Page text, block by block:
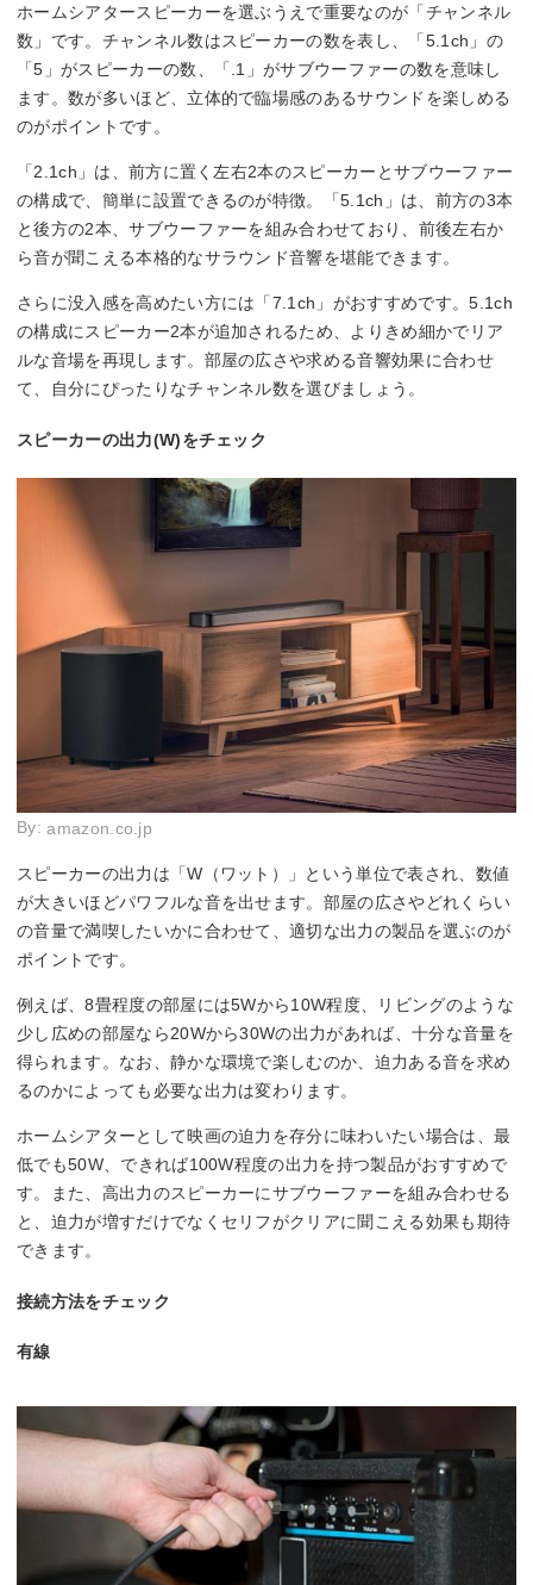
ホームシアタースピーカーを選ぶうえで重要なのが「チャンネル
数」です。チャンネル数はスピーカーの数を表し、「5.1ch」の
「5」がスピーカーの数、「.1」がサブウーファーの数を意味し
ます。数が多いほど、立体的で臨場感のあるサウンドを楽しめる
のがポイントです。
「2.1ch」は、前方に置く左右2本のスピーカーとサブウーファー
の構成で、簡単に設置できるのが特徴。「5.1ch」は、前方の3本
と後方の2本、サブウーファーを組み合わせており、前後左右か
ら音が聞こえる本格的なサラウンド音響を堪能できます。
さらに没入感を高めたい方には「7.1ch」がおすすめです。5.1ch
の構成にスピーカー2本が追加されるため、よりきめ細かでリア
ルな音場を再現します。部屋の広さや求める音響効果に合わせ
て、自分にぴったりなチャンネル数を選びましょう。
スピーカーの出力(W)をチェック
By:amazon.co.jp
スピーカーの出力は「W（ワット）」という単位で表され、数値
が大きいほどパワフルな音を出せます。部屋の広さやどれくらい
の音量で満喫したいかに合わせて、適切な出力の製品を選ぶのが
ポイントです。
例えば、8畳程度の部屋には5Wから10W程度、リビングのような
少し広めの部屋なら20Wから30Wの出力があれば、十分な音量を
得られます。なお、静かな環境で楽しむのか、迫力ある音を求め
るのかによっても必要な出力は変わります。
ホームシアターとして映画の迫力を存分に味わいたい場合は、最
低でも50W、できれば100W程度の出力を持つ製品がおすすめで
す。また、高出力のスピーカーにサブウーファーを組み合わせる
と、迫力が増すだけでなくセリフがクリアに聞こえる効果も期待
できます。
接続方法をチェック
有線